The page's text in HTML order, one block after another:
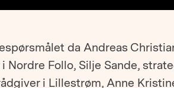
da Andreas
Nordre Follo, Silje Sande,
i Lillestrøm, Anne